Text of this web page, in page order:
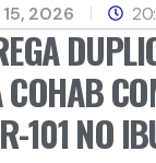
2026
101 NO